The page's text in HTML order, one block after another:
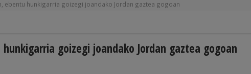
ebentu hunkigarria goizegi joandako Jordan gaztea gogoan
goizegi joandako Jordan gaztea gogoan